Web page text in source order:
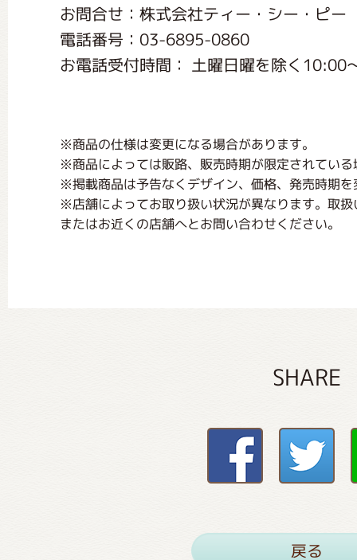
お問合せ：株式会社ティー・シー・ピー
電話番号：03-6895-0860
お電話受付時間： 土曜日曜を除く
※商品の仕様は変更になる場合があります。
※商品によっては販路、販売時期が限定されてい
※掲載商品は予告なくデザイン、価格、発売時期
※店舗によってお取り扱い状況が異なります。取
またはお近くの店舗へとお問い合わせください。
SHARE
戻る